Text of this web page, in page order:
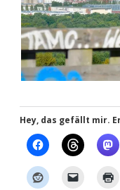
Hey, das gefällt mir.